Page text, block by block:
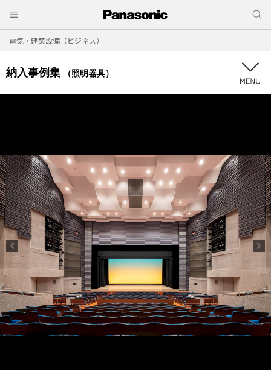
電気・建築設備（ビジネス）
納入事例集 （照明器具）